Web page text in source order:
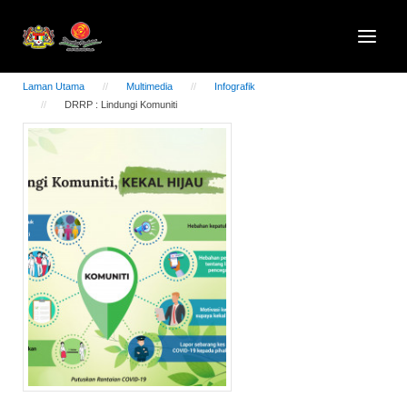
Laman Utama Multimedia
Infografik
DRRP : Lindungi Komuniti